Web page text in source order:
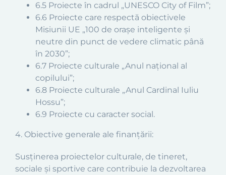
6.5 Proiecte în cadrul „UNESCO City of Film”;
6.6 Proiecte care respectă obiectivele
Misiunii UE „100 de orașe inteligente și
neutre din punct de vedere climatic până
în 2030”;
6.7 Proiecte culturale „Anul național al
copilului”;
6.8 Proiecte culturale „Anul Cardinal Iuliu
Hossu”;
6.9 Proiecte cu caracter social.
4. Obiective generale ale finanțării:
Susținerea proiectelor culturale, de tineret,
sociale și sportive care contribuie la dezvoltarea